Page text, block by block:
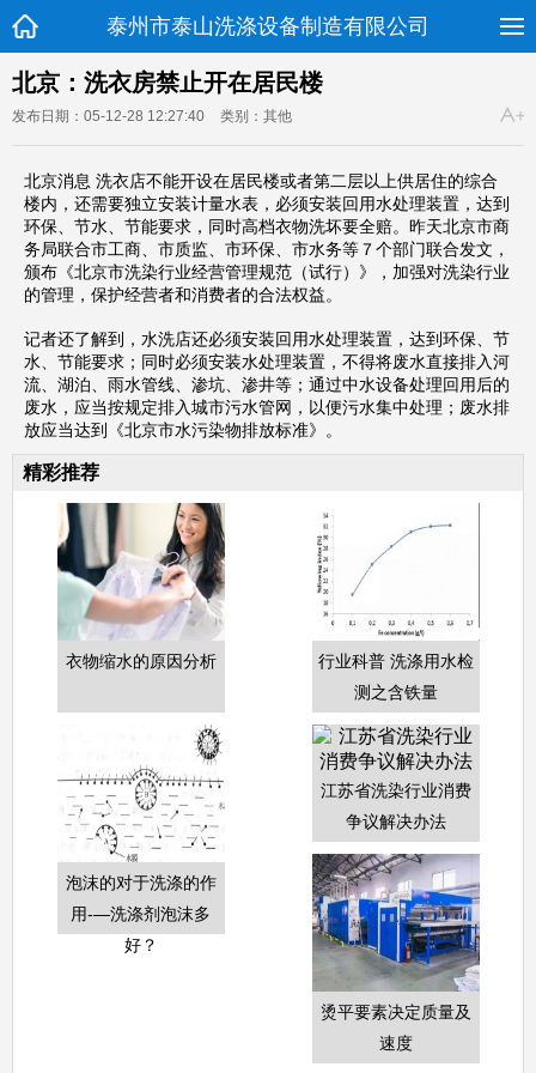
泰州市泰山洗涤设备制造有限公司
北京：洗衣房禁止开在居民楼
发布日期：05-12-28 12:27:40 类别：其他
北京消息 洗衣店不能开设在居民楼或者第二层以上供居住的综合
楼内，还需要独立安装计量水表，必须安装回用水处理装置，达到
环保、节水、节能要求，同时高档衣物洗坏要全赔。昨天北京市商
务局联合市工商、市质监、市环保、市水务等７个部门联合发文，
颁布《北京市洗染行业经营管理规范（试行）》，加强对洗染行业
的管理，保护经营者和消费者的合法权益。
记者还了解到，水洗店还必须安装回用水处理装置，达到环保、节
水、节能要求；同时必须安装水处理装置，不得将废水直接排入河
流、湖泊、雨水管线、渗坑、渗井等；通过中水设备处理回用后的
废水，应当按规定排入城市污水管网，以便污水集中处理；废水排
放应当达到《北京市水污染物排放标准》。
精彩推荐
衣物缩水的原因分析
行业科普 洗涤用水检
测之含铁量
泡沫的对于洗涤的作
用-—洗涤剂泡沫多
好？
江苏省洗染行业消费
争议解决办法
烫平要素决定质量及
速度